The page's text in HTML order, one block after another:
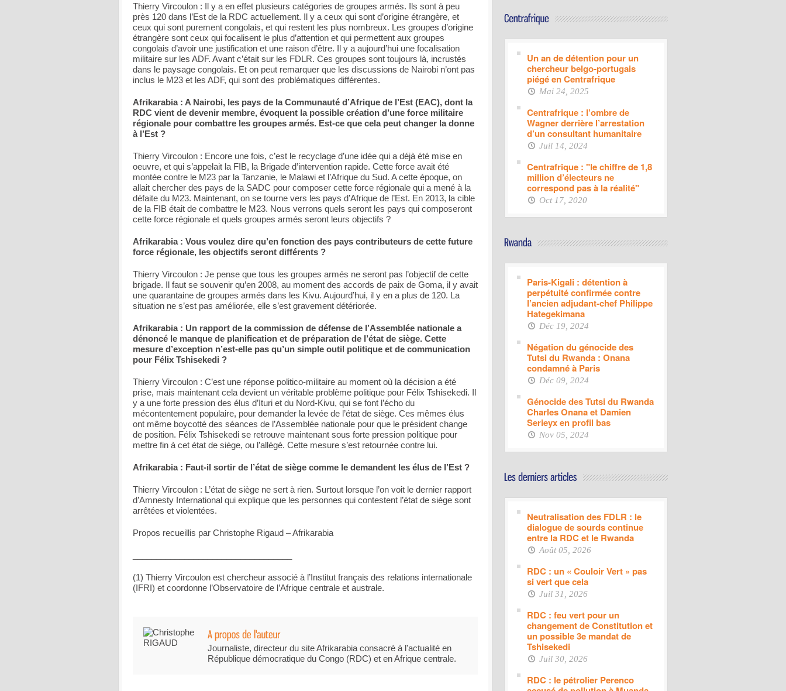
Thierry Vircoulon : Il y a en effet plusieurs catégories de groupes armés. Ils sont à peu
près 120 dans l’Est de la RDC actuellement. Il y a ceux qui sont d’origine étrangère, et
ceux qui sont purement congolais, et qui restent les plus nombreux. Les groupes d’origine
étrangère sont ceux qui focalisent le plus d’attention et qui permettent aux groupes
congolais d’avoir une justification et une raison d’être. Il y a aujourd’hui une focalisation
militaire sur les ADF. Avant c’était sur les FDLR. Ces groupes sont toujours là, incrustés
dans le paysage congolais. Et on peut remarquer que les discussions de Nairobi n’ont pas
inclus le M23 et les ADF, qui sont des problématiques différentes.
Afrikarabia : A Nairobi, les pays de la Communauté d’Afrique de l’Est (EAC), dont la
RDC vient de devenir membre, évoquent la possible création d’une force militaire
régionale pour combattre les groupes armés. Est-ce que cela peut changer la donne
à l’Est ?
Thierry Vircoulon : Encore une fois, c’est le recyclage d’une idée qui a déjà été mise en
oeuvre, et qui s’appelait la FIB, la Brigade d’intervention rapide. Cette force avait été
montée contre le M23 par la Tanzanie, le Malawi et l’Afrique du Sud. A cette époque, on
allait chercher des pays de la SADC pour composer cette force régionale qui a mené à la
défaite du M23. Maintenant, on se tourne vers les pays d’Afrique de l’Est. En 2013, la cible
de la FIB était de combattre le M23. Nous verrons quels seront les pays qui composeront
cette force régionale et quels groupes armés seront leurs objectifs ?
Afrikarabia : Vous voulez dire qu’en fonction des pays contributeurs de cette future
force régionale, les objectifs seront différents ?
Thierry Vircoulon : Je pense que tous les groupes armés ne seront pas l’objectif de cette
brigade. Il faut se souvenir qu’en 2008, au moment des accords de paix de Goma, il y avait
une quarantaine de groupes armés dans les Kivu. Aujourd’hui, il y en a plus de 120. La
situation ne s’est pas améliorée, elle s’est gravement détériorée.
Afrikarabia : Un rapport de la commission de défense de l’Assemblée nationale a
dénoncé le manque de planification et de préparation de l’état de siège. Cette
mesure d’exception n’est-elle pas qu’un simple outil politique et de communication
pour Félix Tshisekedi ?
Thierry Vircoulon : C’est une réponse politico-militaire au moment où la décision a été
prise, mais maintenant cela devient un véritable problème politique pour Félix Tshisekedi. Il
y a une forte pression des élus d’Ituri et du Nord-Kivu, qui se font l’écho du
mécontentement populaire, pour demander la levée de l’état de siège. Ces mêmes élus
ont même boycotté des séances de l’Assemblée nationale pour que le président change
de position. Félix Tshisekedi se retrouve maintenant sous forte pression politique pour
mettre fin à cet état de siège, ou l’allégé. Cette mesure s’est retournée contre lui.
Afrikarabia : Faut-il sortir de l’état de siège comme le demandent les élus de l’Est ?
Thierry Vircoulon : L’état de siège ne sert à rien. Surtout lorsque l’on voit le dernier rapport
d’Amnesty International qui explique que les personnes qui contestent l’état de siège sont
arrêtées et violentées.
Propos recueillis par Christophe Rigaud – Afrikarabia
(1) Thierry Vircoulon est chercheur associé à l’Institut français des relations internationale
(IFRI) et coordonne l’Observatoire de l’Afrique centrale et australe.
Journaliste, directeur du site Afrikarabia consacré à l'actualité en
République démocratique du Congo (RDC) et en Afrique centrale.
Un an de détention pour un
chercheur belgo-portugais
piégé en Centrafrique
Mai 24, 2025
Centrafrique : l’ombre de
Wagner derrière l’arrestation
d’un consultant humanitaire
Juil 14, 2024
Centrafrique : "le chiffre de 1,8
million d’électeurs ne
correspond pas à la réalité"
Oct 17, 2020
Paris-Kigali : détention à
perpétuité confirmée contre
l’ancien adjudant-chef Philippe
Hategekimana
Déc 19, 2024
Négation du génocide des
Tutsi du Rwanda : Onana
condamné à Paris
Déc 09, 2024
Génocide des Tutsi du Rwanda
Charles Onana et Damien
Serieyx en profil bas
Nov 05, 2024
Neutralisation des FDLR : le
dialogue de sourds continue
entre la RDC et le Rwanda
Août 05, 2026
RDC : un « Couloir Vert » pas
si vert que cela
Juil 31, 2026
RDC : feu vert pour un
changement de Constitution et
un possible 3e mandat de
Tshisekedi
Juil 30, 2026
RDC : le pétrolier Perenco